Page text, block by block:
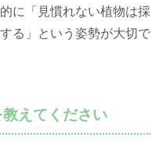
に「見慣れない植物は採
る」という姿勢が大切で
えてください